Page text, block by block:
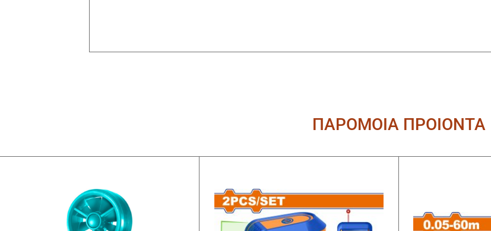
ΠΑΡΟΜΟΙΑ ΠΡΟΙΟΝΤΑ